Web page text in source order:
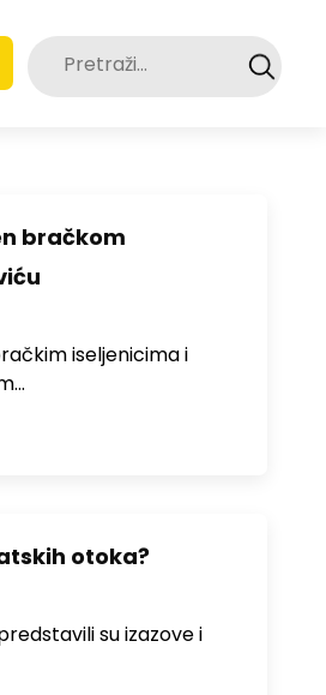
Pretraži:
bračkom
iseljenicima i
otoka?
su izazove i